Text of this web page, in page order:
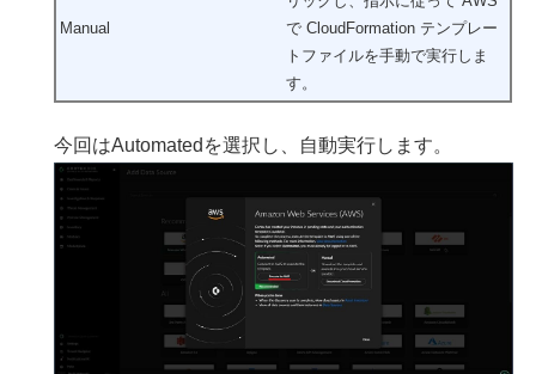
Manual
で CloudFormation テンプレー
トファイルを手動で実行しま
す。
今回はAutomatedを選択し、自動実行します。